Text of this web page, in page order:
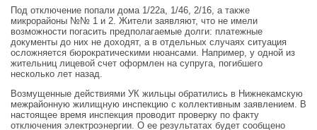
Под отключение попали дома 1/22а, 1/46, 2/16, а также
микрорайоны №№ 1 и 2. Жители заявляют, что не имели
возможности погасить предполагаемые долги: платежные
документы до них не доходят, а в отдельных случаях ситуация
осложняется бюрократическими нюансами. Например, у одной из
жительниц лицевой счет оформлен на супруга, погибшего
несколько лет назад.
Возмущенные действиями УК жильцы обратились в Нижнекамскую
межрайонную жилищную инспекцию с коллективным заявлением. В
настоящее время инспекция проводит проверку по факту
отключения электроэнергии. О ее результатах будет сообщено